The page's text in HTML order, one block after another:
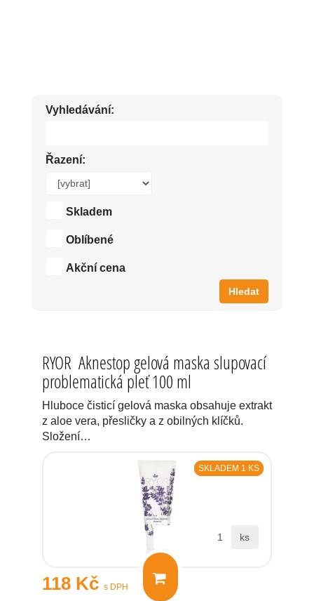
Vyhledávání:
Řazení:
Skladem
Oblíbené
Akční cena
Hledat
RYOR Aknestop gelová maska slupovací
problematická pleť 100 ml
Hluboce čisticí gelová maska obsahuje extrakt
z aloe vera, přesličky a z obilných klíčků.
Složení…
SKLADEM 1 KS
118 Kč s DPH
ks